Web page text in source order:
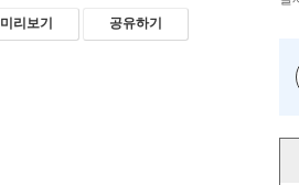
미리보기 공유하기